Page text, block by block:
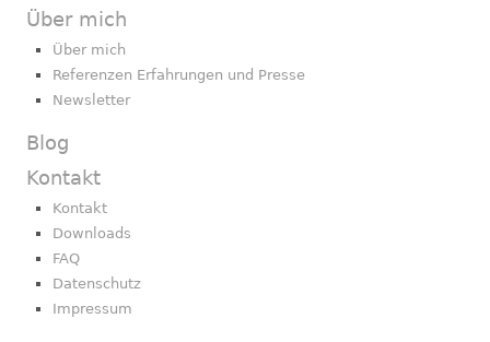
Über mich
Über mich
Referenzen Erfahrungen und Presse
Newsletter
Blog
Kontakt
Kontakt
Downloads
FAQ
Datenschutz
Impressum